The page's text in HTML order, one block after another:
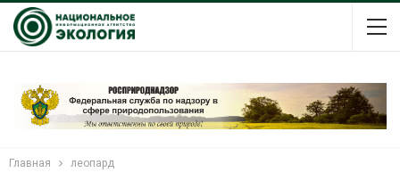
Главная леопард